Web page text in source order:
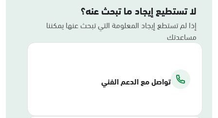
لا تستطيع إيجاد ما تبحث عنه؟
إذا لم تستطع إيجاد المعلومة التي تبحث عنها يمكننا
مساعدتك
تواصل مع الدعم الفني